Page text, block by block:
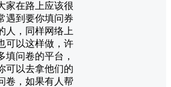
家在路上应该很
遇到要你填问券
人，同样网络上
可以这样做，许
填问卷的平台，
可以去拿他们的
卷，如果有人帮